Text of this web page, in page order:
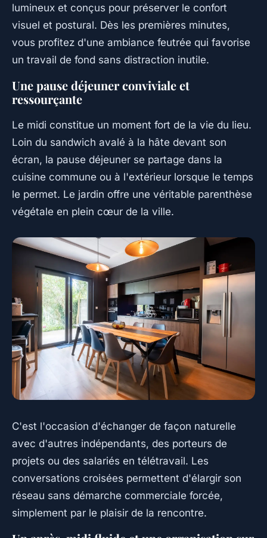
lumineux et conçus pour préserver le confort
visuel et postural. Dès les premières minutes,
vous profitez d'une ambiance feutrée qui favorise
un travail de fond sans distraction inutile.
Une pause déjeuner conviviale et
ressourçante
Le midi constitue un moment fort de la vie du lieu.
Loin du sandwich avalé à la hâte devant son
écran, la pause déjeuner se partage dans la
cuisine commune ou à l'extérieur lorsque le temps
le permet. Le jardin offre une véritable parenthèse
végétale en plein cœur de la ville.
C'est l'occasion d'échanger de façon naturelle
avec d'autres indépendants, des porteurs de
projets ou des salariés en télétravail. Les
conversations croisées permettent d'élargir son
réseau sans démarche commerciale forcée,
simplement par le plaisir de la rencontre.